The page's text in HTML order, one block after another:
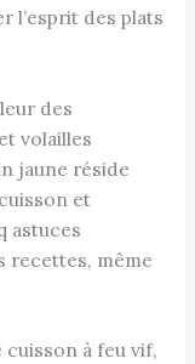
l’esprit des plats
des
volailles
jaune réside
et
astuces
recettes, même
cuisson à feu vif,